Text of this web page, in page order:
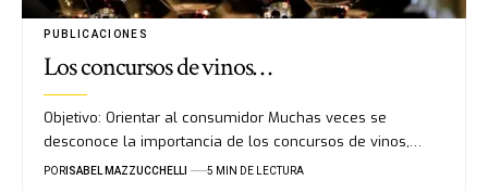
PUBLICACIONES
Los concursos de vinos…
Objetivo: Orientar al consumidor Muchas veces se
desconoce la importancia de los concursos de vinos,…
POR ISABEL MAZZUCCHELLI 5 MIN DE LECTURA